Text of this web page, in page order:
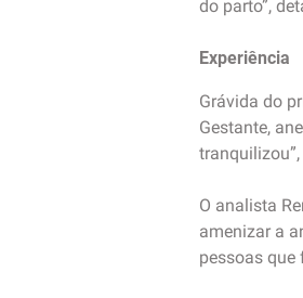
do parto”,
Experiência
Grávida do
Gestante,
O analista
amenizar a
pessoas que